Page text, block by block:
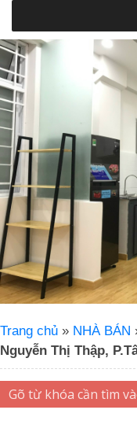
Trang chủ » NHÀ BÁN
Nguyễn Thị Thập,